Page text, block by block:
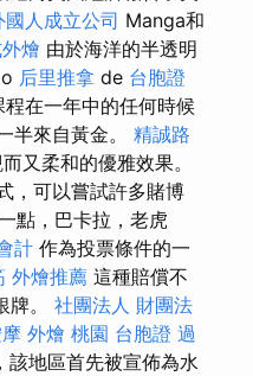
國人成立公司 Manga和
燴 由於海洋的半透明
后里推拿 de 台胞證
在一年中的任何時候
半來自黃金。 精誠路
又柔和的優雅效果。
，可以嘗試許多賭博
點，巴卡拉，老虎
計 作為投票條件的一
外燴推薦 這種賠償不
牌。 社團法人 財團法
外燴 桃園 台胞證 過
該地區首先被宣佈為水